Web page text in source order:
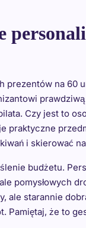
prezentów na 60
Czy jest to
praktyczne
i skierować
budżetu.
pomysłowych
ale starannie
Pamiętaj, że to